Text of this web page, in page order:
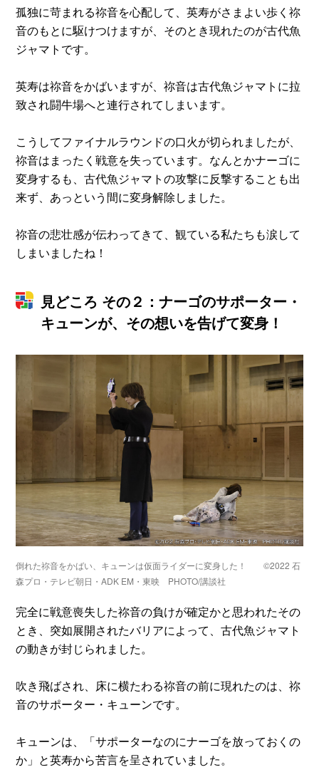
孤独に苛まれる祢音を心配して、英寿がさまよい歩く祢
音のもとに駆けつけますが、そのとき現れたのが古代魚
ジャマトです。
英寿は祢音をかばいますが、祢音は古代魚ジャマトに拉
致され闘牛場へと連行されてしまいます。
こうしてファイナルラウンドの口火が切られましたが、
祢音はまったく戦意を失っています。なんとかナーゴに
変身するも、古代魚ジャマトの攻撃に反撃することも出
来ず、あっという間に変身解除しました。
祢音の悲壮感が伝わってきて、観ている私たちも涙して
しまいましたね！
見どころ その２：ナーゴのサポーター・
キューンが、その想いを告げて変身！
倒れた祢音をかばい、キューンは仮面ライダーに変身した！ ©2022 石
森プロ・テレビ朝日・ADK EM・東映 PHOTO/講談社
完全に戦意喪失した祢音の負けが確定かと思われたその
とき、突如展開されたバリアによって、古代魚ジャマト
の動きが封じられました。
吹き飛ばされ、床に横たわる祢音の前に現れたのは、祢
音のサポーター・キューンです。
キューンは、「サポーターなのにナーゴを放っておくの
か」と英寿から苦言を呈されていました。